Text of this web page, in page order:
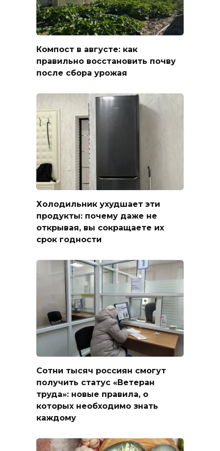
Компост в августе: как
правильно восстановить почву
после сбора урожая
Холодильник ухудшает эти
продукты: почему даже не
открывая, вы сокращаете их
срок годности
Сотни тысяч россиян смогут
получить статус «Ветеран
труда»: новые правила, о
которых необходимо знать
каждому